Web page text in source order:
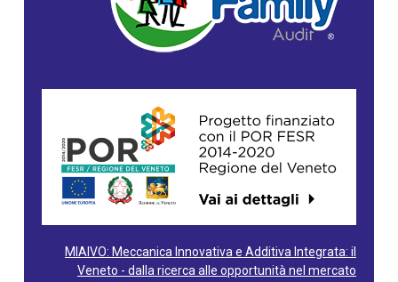
MIAIVO: Meccanica Innovativa e Additiva Integrata: il
Veneto - dalla ricerca alle opportunità nel mercato